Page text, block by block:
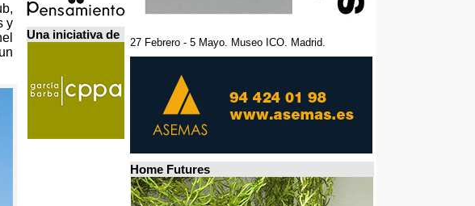
y
Una iniciativa de
27 Febrero - 5 Mayo. Museo ICO. Madrid.
Home Futures